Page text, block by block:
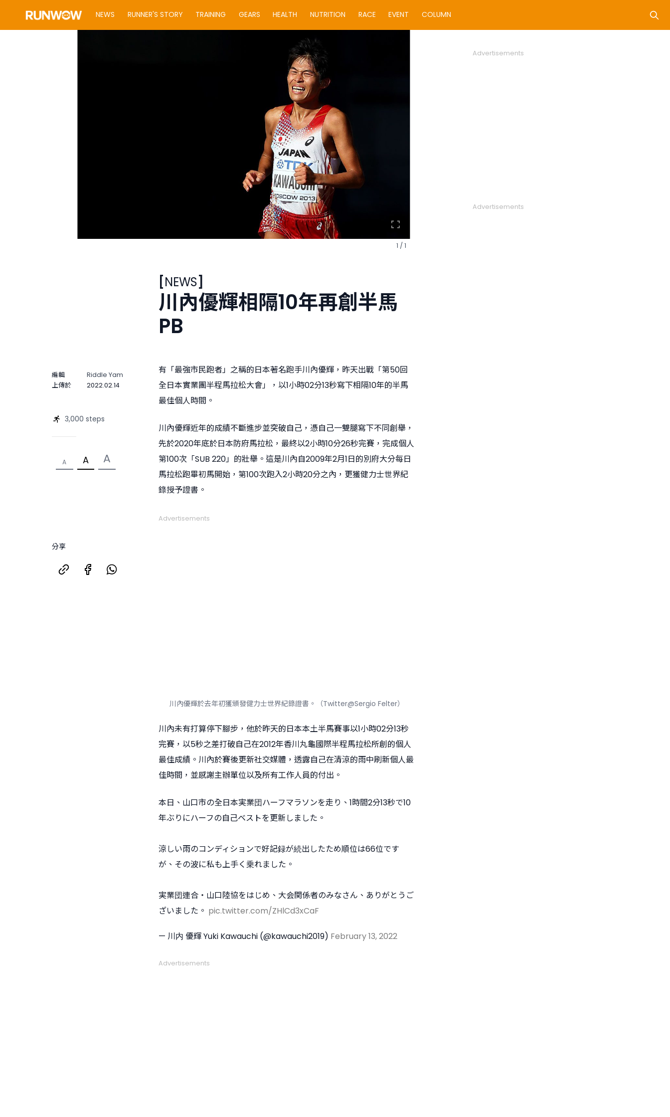
NEWS RUNNER'S STORY TRAINING GEARS HEALTH NUTRITION RACE EVENT COLUMN
1 / 1
NEWS
川內優輝相隔10年再創半馬
PB
編輯
Riddle Yam
上傳於
2022.02.14
3,000 steps
A A A
分享
有「最強市民跑者」之稱的日本著名跑手川內優輝，昨天出戰「第50回
全日本實業團半程馬拉松大會」，以1小時02分13秒寫下相隔10年的半馬
最佳個人時間。
川內優輝近年的成績不斷進步並突破自己，憑自己一雙腿寫下不同創舉，
先於2020年底於日本防府馬拉松，最終以2小時10分26秒完賽，完成個人
第100次「SUB 220」的壯舉。這是川內自2009年2月1日的別府大分每日
馬拉松跑畢初馬開始，第100次跑入2小時20分之內，更獲健力士世界紀
錄授予證書。
Advertisements
川內優輝於去年初獲頒發健力士世界紀錄證書。（Twitter@Sergio Felter）
川內未有打算停下腳步，他於昨天的日本本土半馬賽事以1小時02分13秒
完賽，以5秒之差打破自己在2012年香川丸龜國際半程馬拉松所創的個人
最佳成績。川內於賽後更新社交媒體，透露自己在清涼的雨中刷新個人最
佳時間，並感謝主辦單位以及所有工作人員的付出。
本日、山口市の全日本実業団ハーフマラソンを走り、1時間2分13秒で10
年ぶりにハーフの自己ベストを更新しました。
涼しい雨のコンディションで好記録が続出したため順位は66位です
が、その波に私も上手く乗れました。
実業団連合・山口陸協をはじめ、大会関係者のみなさん、ありがとうご
ざいました。 pic.twitter.com/ZHlCd3xCaF
— 川内 優輝 Yuki Kawauchi (@kawauchi2019) February 13, 2022
Advertisements
Advertisements
Advertisements